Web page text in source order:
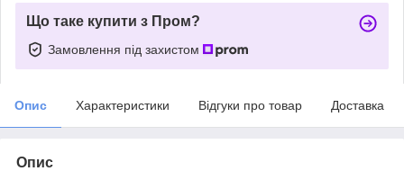
Що таке купити з Пром?
Замовлення під захистом
Опис Характеристики Відгуки про товар Доставка
Опис